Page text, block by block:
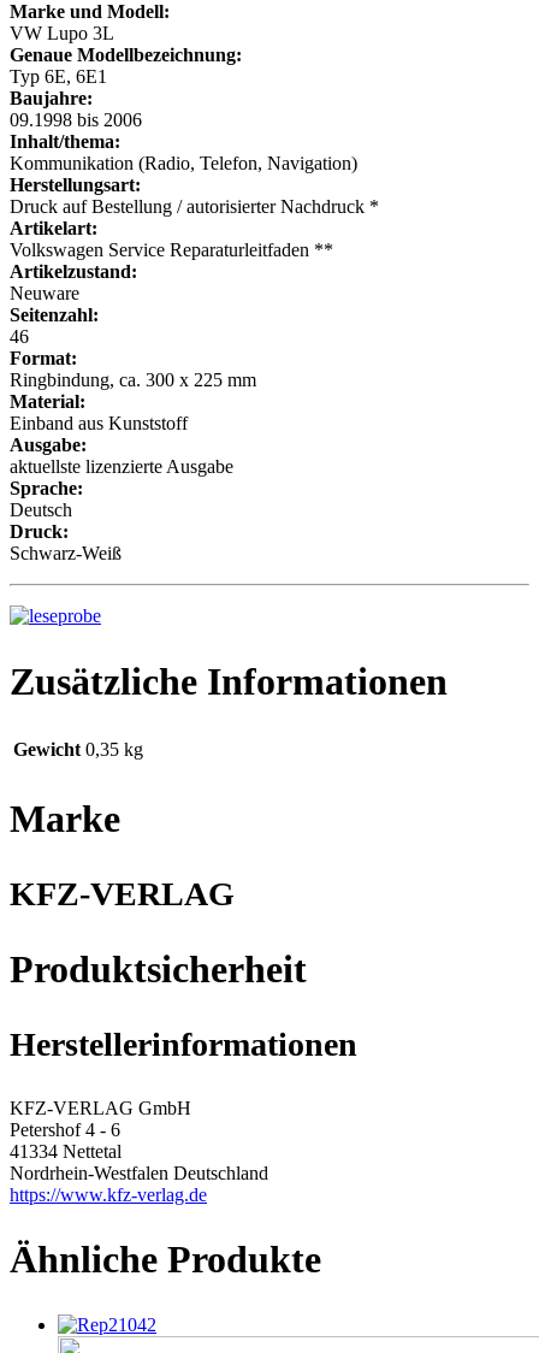
Marke und Modell:
VW Lupo 3L
Genaue Modellbezeichnung:
Typ 6E, 6E1
Baujahre:
09.1998 bis 2006
Inhalt/thema:
Kommunikation (Radio, Telefon, Navigation)
Herstellungsart:
Druck auf Bestellung / autorisierter Nachdruck *
Artikelart:
Volkswagen Service Reparaturleitfaden **
Artikelzustand:
Neuware
Seitenzahl:
46
Format:
Ringbindung, ca. 300 x 225 mm
Material:
Einband aus Kunststoff
Ausgabe:
aktuellste lizenzierte Ausgabe
Sprache:
Deutsch
Druck:
Schwarz-Weiß
Zusätzliche Informationen
Gewicht 0,35 kg
Marke
KFZ-VERLAG
Produktsicherheit
Herstellerinformationen
KFZ-VERLAG GmbH
Petershof 4 - 6
41334 Nettetal
Nordrhein-Westfalen Deutschland
https://www.kfz-verlag.de
Ähnliche Produkte